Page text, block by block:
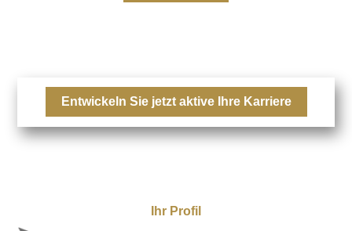
Entwickeln Sie jetzt aktive Ihre Karriere
Ihr Profil